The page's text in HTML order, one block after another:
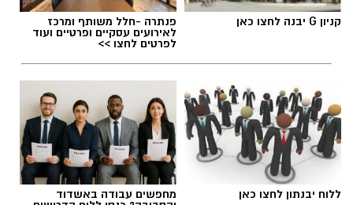
עומרי לזר ורון נגר באימון של קבוצת הילדים
קניון G יבנה לחצו כאן פנתרה -חלל משותף ומרכז
לאירועים עסקיים ופרטיים ועוד
לפרטים לחצו >>
ללוח יבנתון לחצו כאן מחפשים עבודה באשדוד